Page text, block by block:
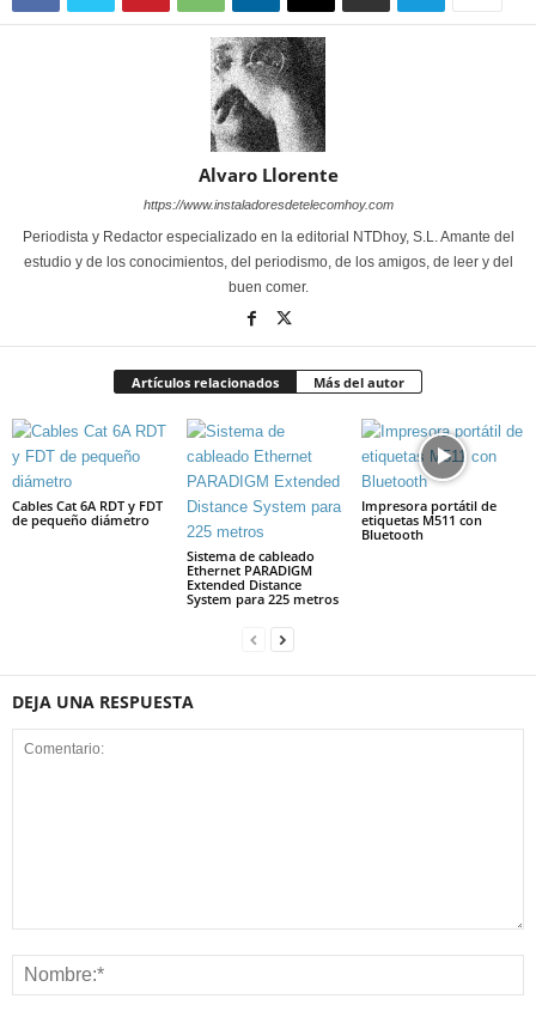
Alvaro Llorente
https://www.instaladoresdetelecomhoy.com
Periodista y Redactor especializado en la editorial NTDhoy, S.L. Amante del
estudio y de los conocimientos, del periodismo, de los amigos, de leer y del
buen comer.
Artículos relacionados Más del autor
Cables Cat 6A RDT y FDT
de pequeño diámetro
Sistema de cableado
Ethernet PARADIGM
Extended Distance
System para 225 metros
Impresora portátil de
etiquetas M511 con
Bluetooth
DEJA UNA RESPUESTA